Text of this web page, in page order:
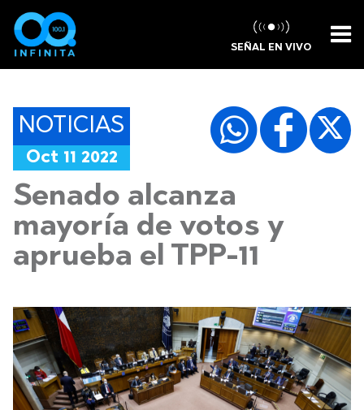
SEÑAL EN VIVO
NOTICIAS
Oct 11 2022
Senado alcanza
mayoría de votos y
aprueba el TPP-11